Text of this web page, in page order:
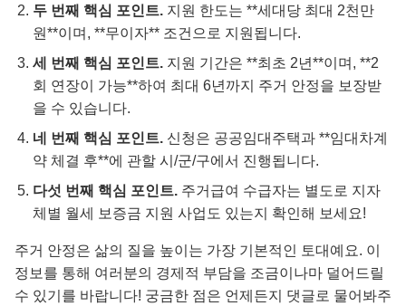
두 번째 핵심 포인트. 지원 한도는 **세대당 최대 2천만
원**이며, **무이자** 조건으로 지원됩니다.
세 번째 핵심 포인트. 지원 기간은 **최초 2년**이며, **2
회 연장이 가능**하여 최대 6년까지 주거 안정을 보장받
을 수 있습니다.
네 번째 핵심 포인트. 신청은 공공임대주택과 **임대차계
약 체결 후**에 관할 시/군/구에서 진행됩니다.
다섯 번째 핵심 포인트. 주거급여 수급자는 별도로 지자
체별 월세 보증금 지원 사업도 있는지 확인해 보세요!
주거 안정은 삶의 질을 높이는 가장 기본적인 토대예요. 이
정보를 통해 여러분의 경제적 부담을 조금이나마 덜어드릴
수 있기를 바랍니다! 궁금한 점은 언제든지 댓글로 물어봐주